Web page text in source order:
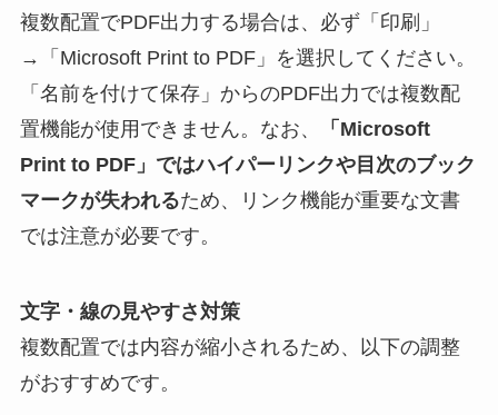
複数配置でPDF出力する場合は、必ず「印刷」
→「Microsoft Print to PDF」を選択してください。
「名前を付けて保存」からのPDF出力では複数配
置機能が使用できません。なお、
「Microsoft
Print to PDF」ではハイパーリンクや目次のブック
マークが失われるため、リンク機能が重要な文書
では注意が必要です。
文字・線の見やすさ対策
複数配置では内容が縮小されるため、以下の調整
がおすすめです。